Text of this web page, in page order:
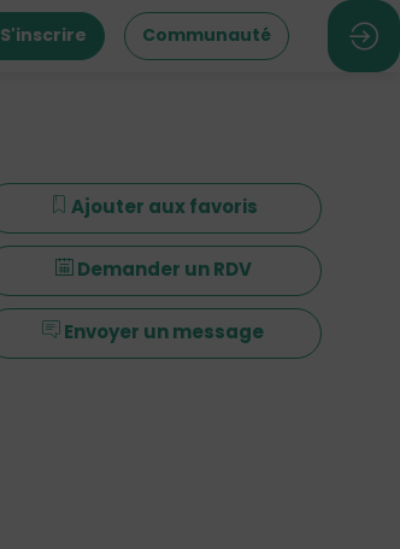
S'inscrire Communauté
Ajouter aux favoris
Demander un RDV
Envoyer un message